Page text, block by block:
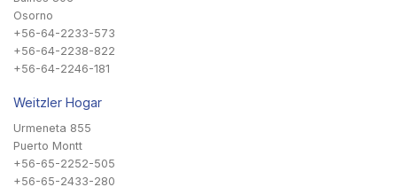
Osorno
+56-64-2233-573
+56-64-2238-822
+56-64-2246-181
Weitzler Hogar
Urmeneta 855
Puerto Montt
+56-65-2252-505
+56-65-2433-280